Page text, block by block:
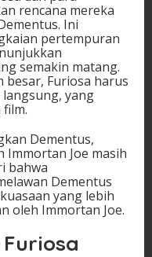
rencana mereka
Ini
pertempuran
semakin matang.
besar, Furiosa harus
yang
Dementus,
Immortan Joe masih
bahwa
Dementus
yang lebih
oleh Immortan Joe.